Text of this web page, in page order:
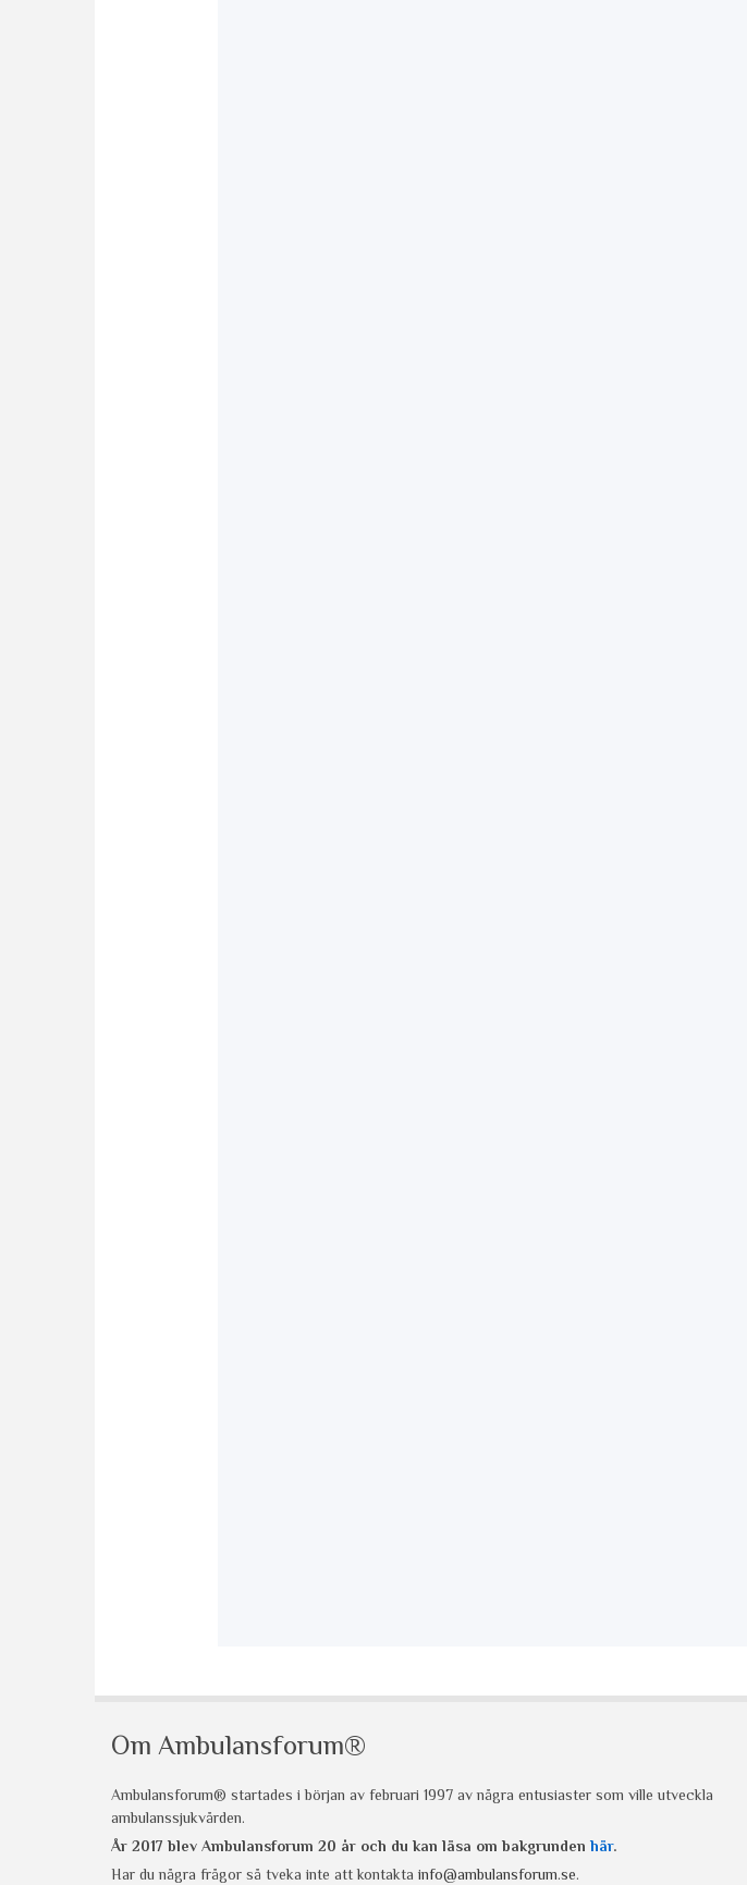
Om Ambulansforum®
Ambulansforum® startades i början av februari 1997 av några entusiaster som ville utveckla
ambulanssjukvården.
År 2017 blev Ambulansforum 20 år och du kan läsa om bakgrunden här.
Har du några frågor så tveka inte att kontakta info@ambulansforum.se.